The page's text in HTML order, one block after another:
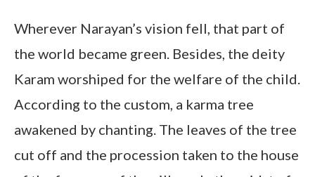
Wherever Narayan’s vision fell, that part of
the world became green. Besides, the deity
Karam worshiped for the welfare of the child.
According to the custom, a karma tree
awakened by chanting. The leaves of the tree
cut off and the procession taken to the house